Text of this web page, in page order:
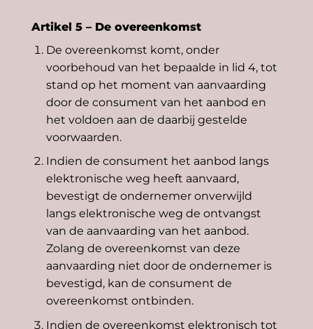
Artikel 5 – De overeenkomst
De overeenkomst komt, onder
voorbehoud van het bepaalde in lid 4, tot
stand op het moment van aanvaarding
door de consument van het aanbod en
het voldoen aan de daarbij gestelde
voorwaarden.
Indien de consument het aanbod langs
elektronische weg heeft aanvaard,
bevestigt de ondernemer onverwijld
langs elektronische weg de ontvangst
van de aanvaarding van het aanbod.
Zolang de overeenkomst van deze
aanvaarding niet door de ondernemer is
bevestigd, kan de consument de
overeenkomst ontbinden.
Indien de overeenkomst elektronisch tot